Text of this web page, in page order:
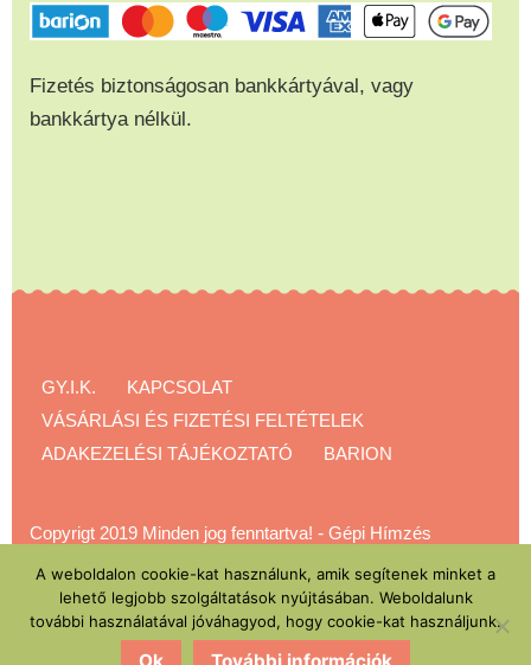
Fizetés biztonságosan bankkártyával, vagy
bankkártya nélkül.
GY.I.K.
KAPCSOLAT
VÁSÁRLÁSI ÉS FIZETÉSI FELTÉTELEK
ADAKEZELÉSI TÁJÉKOZTATÓ
BARION
Copyrigt 2019 Minden jog fenntartva! - Gépi Hímzés
A weboldalon cookie-kat használunk, amik segítenek minket a
lehető legjobb szolgáltatások nyújtásában. Weboldalunk
további használatával jóváhagyod, hogy cookie-kat használjunk.